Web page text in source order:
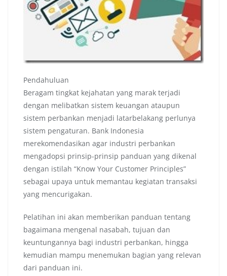
Pendahuluan
Beragam tingkat kejahatan yang marak terjadi
dengan melibatkan sistem keuangan ataupun
sistem perbankan menjadi latarbelakang perlunya
sistem pengaturan. Bank Indonesia
merekomendasikan agar industri perbankan
mengadopsi prinsip-prinsip panduan yang dikenal
dengan istilah “Know Your Customer Principles”
sebagai upaya untuk memantau kegiatan transaksi
yang mencurigakan.
Pelatihan ini akan memberikan panduan tentang
bagaimana mengenal nasabah, tujuan dan
keuntungannya bagi industri perbankan, hingga
kemudian mampu menemukan bagian yang relevan
dari panduan ini.